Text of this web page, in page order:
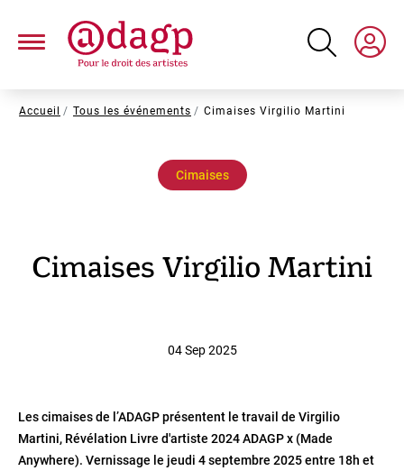
contenu
Fil
Accueil Tous les événements Cimaises Virgilio Martini
Cimaises
Cimaises Virgilio Martini
04 Sep 2025
Les cimaises de lʼADAGP présentent le travail de Virgilio
Martini, Révélation Livre d'artiste 2024 ADAGP x (Made
Anywhere). Vernissage le jeudi 4 septembre 2025 entre 18h et